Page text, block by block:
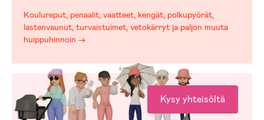
Koulureput, penaalit, vaatteet, kengät, polkupyörät,
lastenvaunut, turvaistuimet, vetokärryt ja paljon muuta
huippuhinnoin →
Kysy yhteisöltä